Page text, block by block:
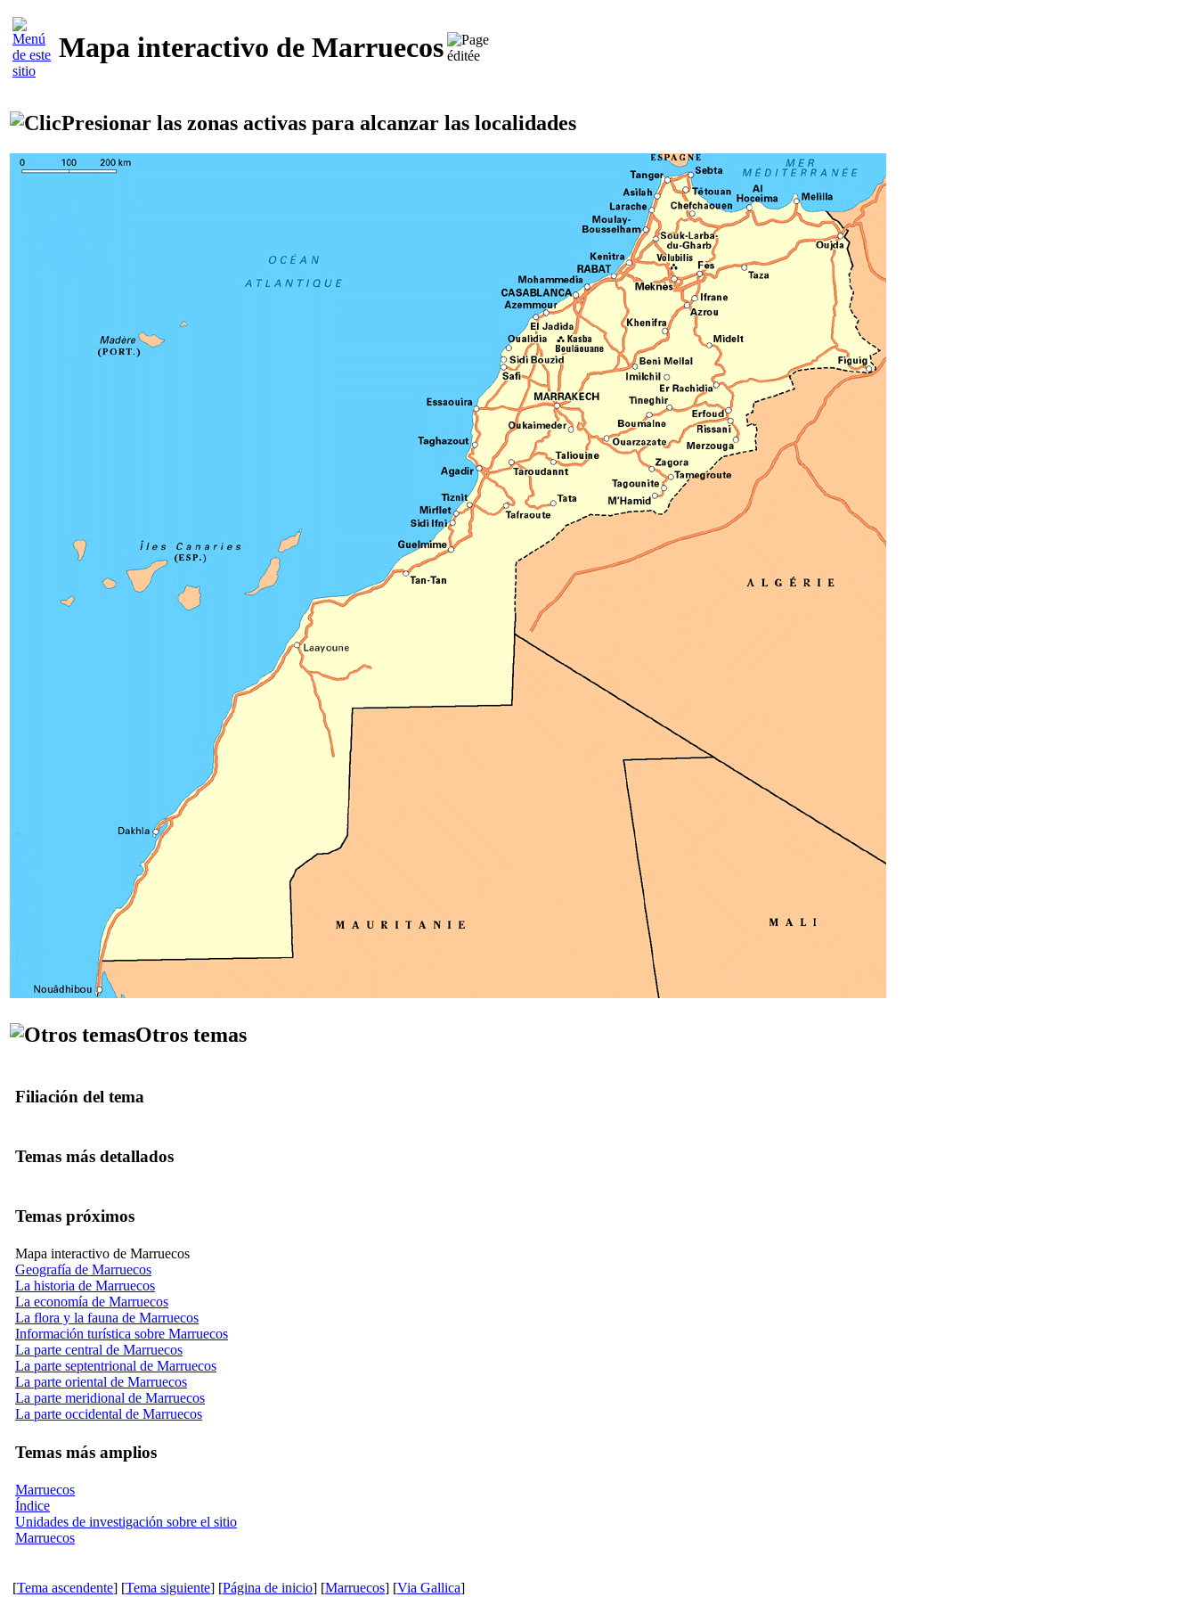
Mapa interactivo de Marruecos
Presionar las zonas activas para alcanzar las localidades
Otros temas
Filiación del tema
Temas más detallados
Temas próximos
Mapa interactivo de Marruecos
Geografía de Marruecos
La historia de Marruecos
La economía de Marruecos
La flora y la fauna de Marruecos
Información turística sobre Marruecos
La parte central de Marruecos
La parte septentrional de Marruecos
La parte oriental de Marruecos
La parte meridional de Marruecos
La parte occidental de Marruecos
Temas más amplios
Marruecos
Índice
Unidades de investigación sobre el sitio
Marruecos
[Tema ascendente] [Tema siguiente] [Página de inicio] [Marruecos] [Via Gallica]